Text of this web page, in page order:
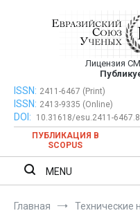
Лицензия
Евразийский Союз
ISSN: 2411-6467 (Print)
ISSN: 2413-9335 (Online)
DOI:
10.31618/esu.2411-
ПУБЛИКАЦИЯ В
SCOPUS
MENU
Главная
Технические